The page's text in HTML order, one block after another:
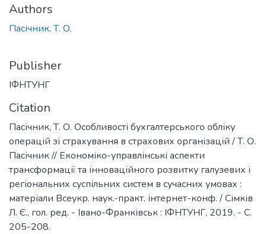
Authors
Пасічник, Т. О.
Publisher
ІФНТУНГ
Citation
Пасічник, Т. О. Особливості бухгалтерського обліку
операцій зі страхування в страхових організацій / Т. О.
Пасічник // Економіко-управлінські аспекти
трансформації та інноваційного розвитку галузевих і
регіональних суспільних систем в сучасних умовах :
матеріали Всеукр. наук.-практ. інтернет-конф. / Сімків
Л. Є., гол. ред. - Івано-Франківськ : ІФНТУНГ, 2019. - С.
205-208.